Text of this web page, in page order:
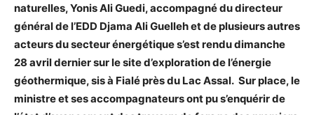
naturelles, Yonis Ali Guedi, accompagné du directeur
général de l’EDD Djama Ali Guelleh et de plusieurs autres
acteurs du secteur énergétique s’est rendu dimanche
28 avril dernier sur le site d’exploration de l’énergie
géothermique, sis à Fialé près du Lac Assal. Sur place, le
ministre et ses accompagnateurs ont pu s’enquérir de